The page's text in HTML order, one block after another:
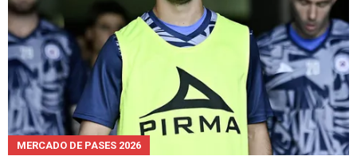
MERCADO DE PASES 2026